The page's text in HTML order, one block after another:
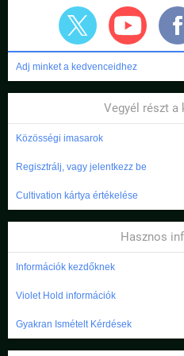
Adj minket a kedvenceidhez
Vegyél részt a
Közösségi imasarok
Regisztrálj, vagy jelentkezz be
Cultivation kártya értékelése
Hasznos
Információk kezdőknek
Violet Hold információk
Gyakran Ismételt Kérdések